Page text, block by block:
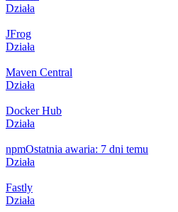
Działa
JFrog
Działa
Maven Central
Działa
Docker Hub
Działa
npmOstatnia awaria: 7 dni temu
Działa
Fastly
Działa